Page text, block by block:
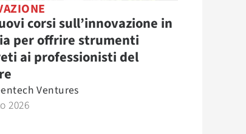
corsi sull’innovazione in
per offrire strumenti
ai professionisti del
Ventures
2026